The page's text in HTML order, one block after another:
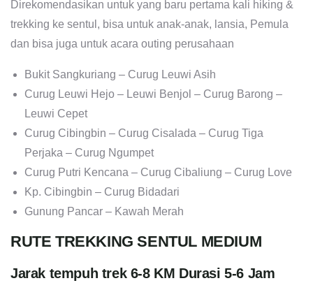
Direkomendasikan untuk yang baru pertama kali hiking &
trekking ke sentul, bisa untuk anak-anak, lansia, Pemula
dan bisa juga untuk acara outing perusahaan
Bukit Sangkuriang – Curug Leuwi Asih
Curug Leuwi Hejo – Leuwi Benjol – Curug Barong –
Leuwi Cepet
Curug Cibingbin – Curug Cisalada – Curug Tiga
Perjaka – Curug Ngumpet
Curug Putri Kencana – Curug Cibaliung – Curug Love
Kp. Cibingbin – Curug Bidadari
Gunung Pancar – Kawah Merah
RUTE TREKKING SENTUL MEDIUM
Jarak tempuh trek 6-8 KM Durasi 5-6 Jam